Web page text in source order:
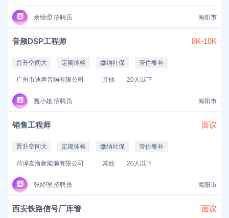
余经理.招聘员 海阳市
音频DSP工程师 8K-10K
晋升空间大 定期体检 缴纳社保 管住餐补
广州市迪声音响有限公司 其他 20人以下
甄小姐.招聘员 海阳市
销售工程师 面议
晋升空间大 定期体检 缴纳社保 管住餐补
菏泽友海新能源有限公司 其他 20人以下
张经理.招聘员 海阳市
西安铁路信号厂库管 面议